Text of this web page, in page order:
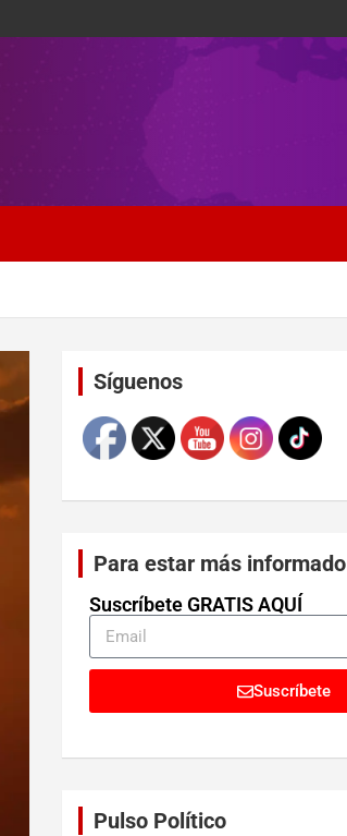
SíguenosSet Youtube Channel ID
Para estar más informado
Suscríbete GRATIS AQUÍ
Suscríbete
Pulso Político